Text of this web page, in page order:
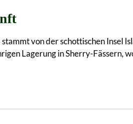
von der schottischen Insel
Lagerung in Sherry-Fässern,